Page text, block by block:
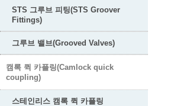
STS 그루브 피팅(STS Groover
Fittings)
그루브 밸브(Grooved Valves)
캠록 퀵 카플링(Camlock quick
coupling)
스테인리스 캠록 퀵 카플링